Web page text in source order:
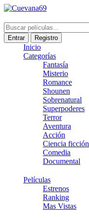
Entrar Registro
Inicio
Categorías
Fantasía
Misterio
Romance
Shounen
Sobrenatural
Superpoderes
Terror
Aventura
Acción
Ciencia ficción
Comedia
Documental
Películas
Estrenos
Ranking
Mas Vistas